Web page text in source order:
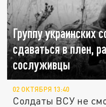
Группу украинских
сдаваться в плен,
сослуживцы
02 ОКТЯБРЯ 13:40
Солдаты ВСУ не